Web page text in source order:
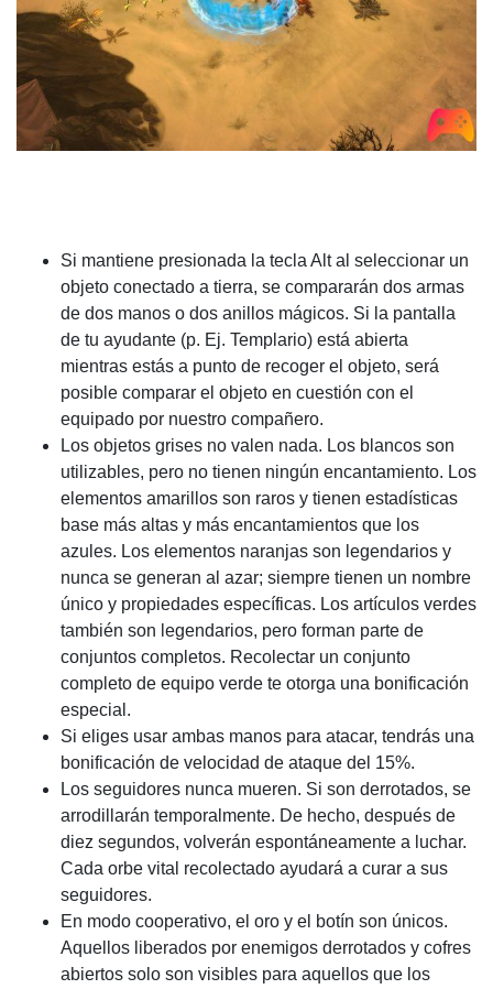
Si mantiene presionada la tecla Alt al seleccionar un
objeto conectado a tierra, se compararán dos armas
de dos manos o dos anillos mágicos. Si la pantalla
de tu ayudante (p. Ej. Templario) está abierta
mientras estás a punto de recoger el objeto, será
posible comparar el objeto en cuestión con el
equipado por nuestro compañero.
Los objetos grises no valen nada. Los blancos son
utilizables, pero no tienen ningún encantamiento. Los
elementos amarillos son raros y tienen estadísticas
base más altas y más encantamientos que los
azules. Los elementos naranjas son legendarios y
nunca se generan al azar; siempre tienen un nombre
único y propiedades específicas. Los artículos verdes
también son legendarios, pero forman parte de
conjuntos completos. Recolectar un conjunto
completo de equipo verde te otorga una bonificación
especial.
Si eliges usar ambas manos para atacar, tendrás una
bonificación de velocidad de ataque del 15%.
Los seguidores nunca mueren. Si son derrotados, se
arrodillarán temporalmente. De hecho, después de
diez segundos, volverán espontáneamente a luchar.
Cada orbe vital recolectado ayudará a curar a sus
seguidores.
En modo cooperativo, el oro y el botín son únicos.
Aquellos liberados por enemigos derrotados y cofres
abiertos solo son visibles para aquellos que los